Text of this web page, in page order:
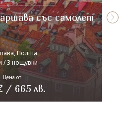
със самолет
Полша
/ 3 нощувки
Цена от
/ 665 лв.